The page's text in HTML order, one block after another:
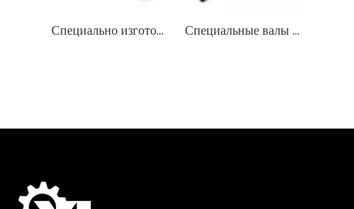
Специально изготовленные шлицевые валы для тяжелых условий эксплуатации Специальные валы с косозубой шестерней для промышленных приводов с высоким крутящим моментом